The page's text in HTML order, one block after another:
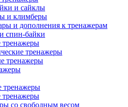
и сайклы
и климберы
и дополнения к тренажерам
спин-байки
тренажеры
тренажеры
тренажеры
тренажеры
со свободным весом